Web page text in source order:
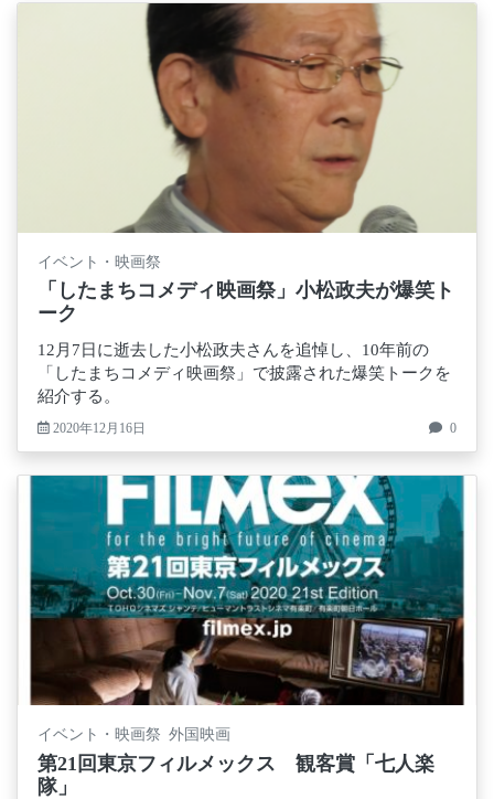
イベント・映画祭
「したまちコメディ映画祭」小松政夫が爆笑ト
ーク
12月7日に逝去した小松政夫さんを追悼し、10年前の
「したまちコメディ映画祭」で披露された爆笑トークを
紹介する。
2020年12月16日 0
イベント・映画祭 外国映画
第21回東京フィルメックス 観客賞「七人楽
隊」